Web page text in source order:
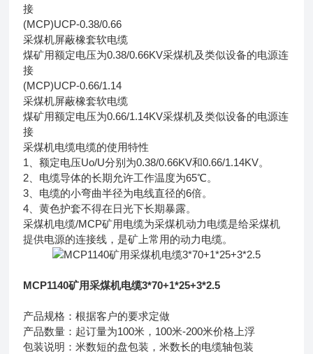
接
(MCP)UCP-0.38/0.66
采煤机屏蔽橡套软电缆
煤矿用额定电压为0.38/0.66KV采煤机及类似设备的电源连
接
(MCP)UCP-0.66/1.14
采煤机屏蔽橡套软电缆
煤矿用额定电压为0.66/1.14KV采煤机及类似设备的电源连
接
采煤机电缆电缆的使用特性
1、额定电压Uo/U分别为0.38/0.66KV和0.66/1.14KV。
2、电缆导体的长期允许工作温度为65℃。
3、电缆的小弯曲半径为电线直径的6倍。
4、黄色护套不得在日光下长期暴露。
采煤机电缆/MCP矿用电缆为采煤机动力电缆是给采煤机
提供电源的连接线，是矿上常用的动力电缆。
MCP1140矿用采煤机电缆3*70+1*25+3*2.5
产品规格：根据客户的要求定做
产品数量：起订量为100米，100米-200米价格上浮
包装说明：米数短的盘包装，米数长的电缆轴包装